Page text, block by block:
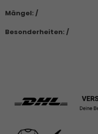
Mängel: /
Besonderheiten: /